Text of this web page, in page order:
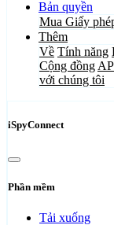
Bản quyền
Mua Giấy
Thêm
Về Tính năng
Cộng đồng
với chúng tôi
iSpyConnect
Phần mềm
Tải xuống